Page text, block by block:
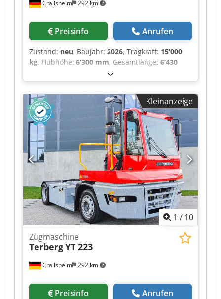
Crailsheim 292 km
Preisinfo Anrufen
Zustand: neu, Baujahr: 2026, Tragkraft: 15’000
kg, Hubhöhe: 6’300 mm, Gesamtlänge: 6’430
, Elektrostapler JMG MC 100.08 Antrieb
Elektro Baujahr 2026 Hubhöhe (mm) 6.300
Cjdpeztgmzofx Amvsrf Tragkraft (kg) 15.000
Kleinanzeige
1 / 10
Crailsheim 292 km
Zugmaschine
TerbergYT 223
Preisinfo Anrufen